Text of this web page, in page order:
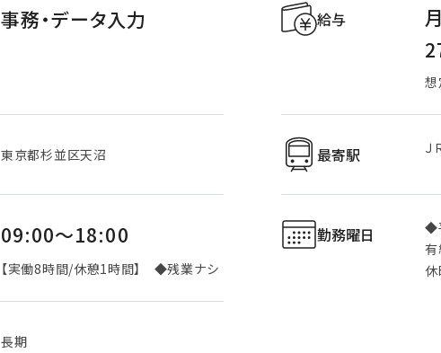
事務・データ入力 給与
想
東京都杉並区天沼 最寄駅
09:00～18:00
【実働8時間/休憩1時間】 ◆残業ナシ
勤務曜日
◆
有
長期